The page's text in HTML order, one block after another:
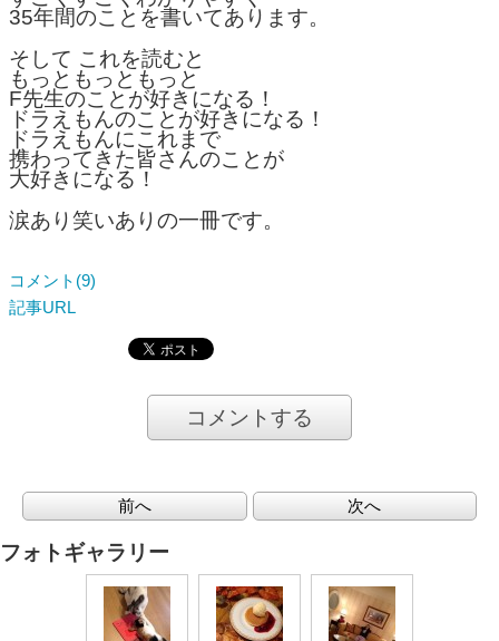
35年間のことを書いてあります。
そして これを読むと
もっともっともっと
F先生のことが好きになる！
ドラえもんのことが好きになる！
ドラえもんにこれまで
携わってきた皆さんのことが
大好きになる！
涙あり笑いありの一冊です。
コメント(9)
記事URL
コメントする
前へ 次へ
フォトギャラリー